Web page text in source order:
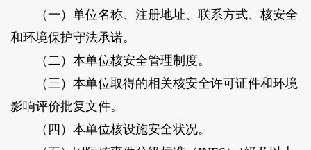
（一）单位名称、注册地址、联系方式、核安全
和环境保护守法承诺。
（二）本单位核安全管理制度。
（三）本单位取得的相关核安全许可证件和环境
影响评价批复文件。
（四）本单位核设施安全状况。